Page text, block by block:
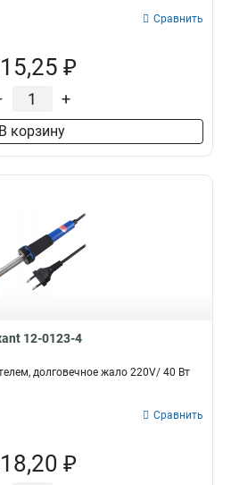
Сравнить
₽
+
В корзину
12-0123-4
долговечное жало 220V/ 40 Вт
Сравнить
₽